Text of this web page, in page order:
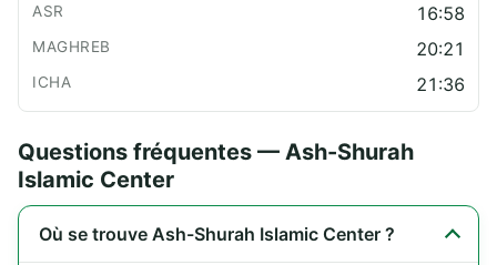
16:58
20:21
21:36
Questions fréquentes — Ash-Shurah
Islamic Center
Où se trouve Ash-Shurah Islamic Center ?